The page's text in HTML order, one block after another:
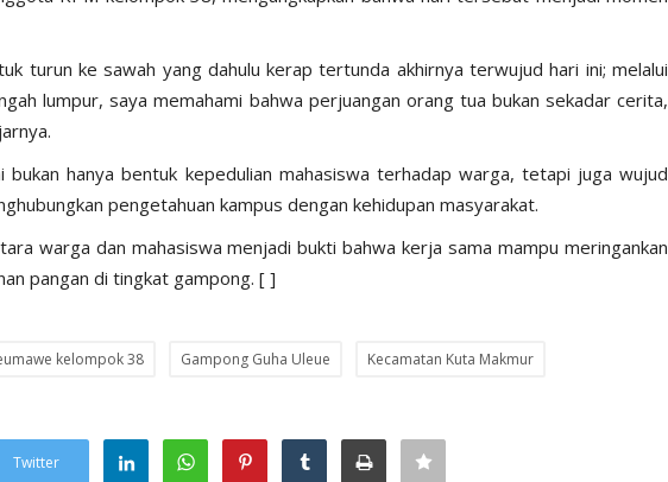
turun ke sawah yang dahulu kerap tertunda akhirnya terwujud hari ini; melalui
lumpur, saya memahami bahwa perjuangan orang tua bukan sekadar cerita,
hanya bentuk kepedulian mahasiswa terhadap warga, tetapi juga wujud
pengetahuan kampus dengan kehidupan masyarakat.
warga dan mahasiswa menjadi bukti bahwa kerja sama mampu meringankan
pangan di tingkat gampong. [ ]
kelompok 38 Gampong Guha Uleue Kecamatan Kuta Makmur
Twitter
NEWS